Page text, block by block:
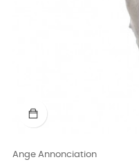
Ange Annonciation